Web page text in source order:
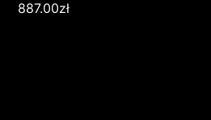
887.00zł